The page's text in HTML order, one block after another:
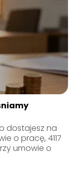
dostajesz na
o pracę, 4117
umowie o